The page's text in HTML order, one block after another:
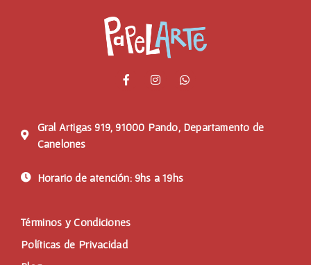
Gral Artigas 919, 91000 Pando, Departamento de
Canelones
Horario de atención: 9hs a 19hs
Términos y Condiciones
Políticas de Privacidad